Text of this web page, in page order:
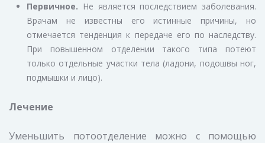
Первичное. Не является последствием заболевания.
Врачам не известны его истинные причины, но
отмечается тенденция к передаче его по наследству.
При повышенном отделении такого типа потеют
только отдельные участки тела (ладони, подошвы ног,
подмышки и лицо).
Лечение
Уменьшить потоотделение можно с помощью